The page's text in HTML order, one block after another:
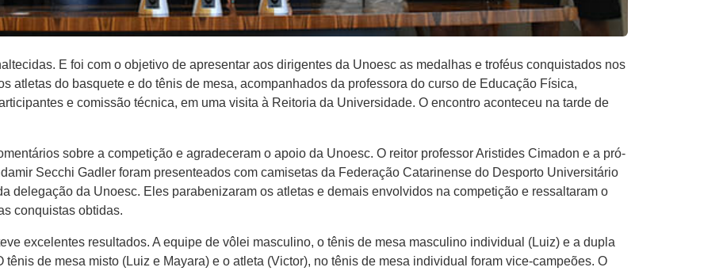
E foi com o objetivo de apresentar aos dirigentes da Unoesc as medalhas e troféus conquistados nos
atletas do basquete e do tênis de mesa, acompanhados da professora do curso de Educação Física,
e comissão técnica, em uma visita à Reitoria da Universidade. O encontro aconteceu na tarde de
sobre a competição e agradeceram o apoio da Unoesc. O reitor professor Aristides Cimadon e a pró-
Secchi Gadler foram presenteados com camisetas da Federação Catarinense do Desporto Universitário
delegação da Unoesc. Eles parabenizaram os atletas e demais envolvidos na competição e ressaltaram o
conquistas obtidas.
excelentes resultados. A equipe de vôlei masculino, o tênis de mesa masculino individual (Luiz) e a dupla
de mesa misto (Luiz e Mayara) e o atleta (Victor), no tênis de mesa individual foram vice-campeões. O